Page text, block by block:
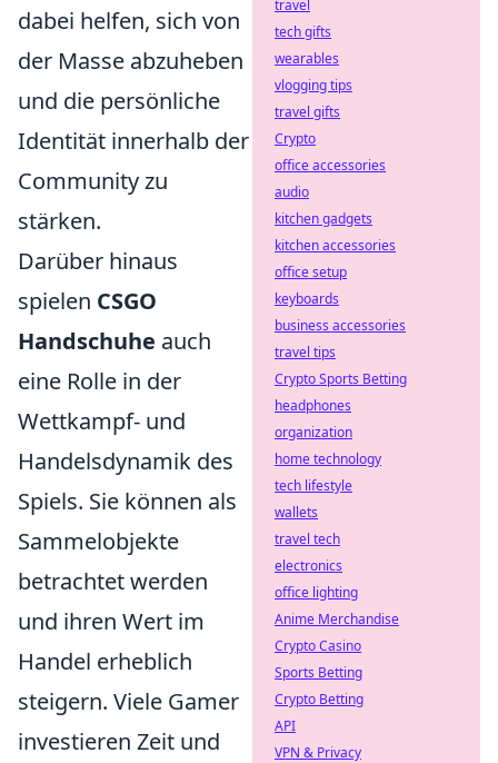
dabei helfen, sich von
der Masse abzuheben
und die persönliche
Identität innerhalb der
Community zu
stärken.
Darüber hinaus
spielen CSGO
Handschuhe auch
eine Rolle in der
Wettkampf- und
Handelsdynamik des
Spiels. Sie können als
Sammelobjekte
betrachtet werden
und ihren Wert im
Handel erheblich
steigern. Viele Gamer
investieren Zeit und
travel
tech gifts
wearables
vlogging tips
travel gifts
Crypto
office accessories
audio
kitchen gadgets
kitchen accessories
office setup
keyboards
business accessories
travel tips
Crypto Sports Betting
headphones
organization
home technology
tech lifestyle
wallets
travel tech
electronics
office lighting
Anime Merchandise
Crypto Casino
Sports Betting
Crypto Betting
API
VPN & Privacy